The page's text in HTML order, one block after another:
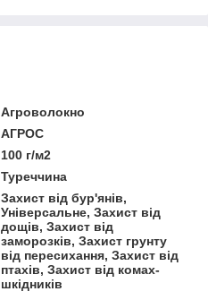
Агроволокно
АГРОС
100 г/м2
Туреччина
Захист від бур'янів,
Універсальне, Захист від
дощів, Захист від
заморозків, Захист грунту
від пересихання, Захист від
птахів, Захист від комах-
шкідників